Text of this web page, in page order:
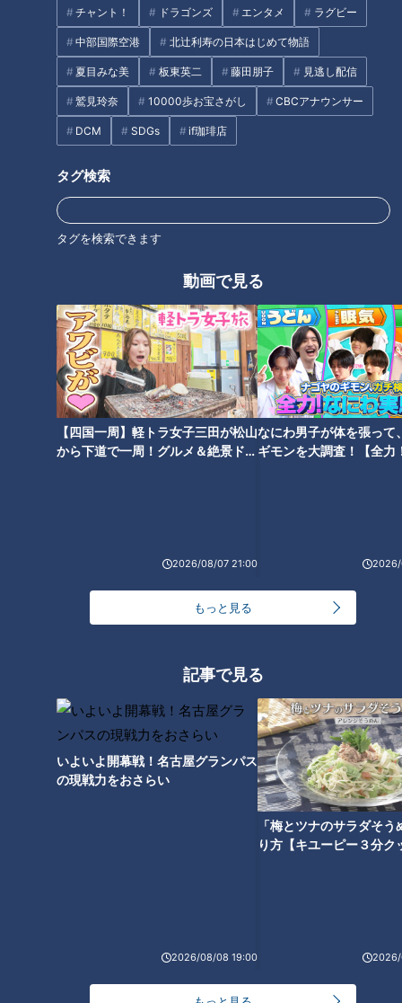
チャント！ ドラゴンズ エンタメ ラグビー
中部国際空港 北辻利寿の日本はじめて物語
夏目みな美 板東英二 藤田朋子 見逃し配信
鷲見玲奈 10000歩お宝さがし CBCアナウンサー
DCM SDGs if珈琲店
タグ検索
タグを検索できます
動画で見る
【四国一周】軽トラ女子三田が松山
から下道で一周！グルメ＆絶景ドラ
2026/08/07 21:00
なにわ男子が体を張って
ギモンを大調査！【全力
2026/
もっと見る
記事で見る
いよいよ開幕戦！名古屋グランパス
の現戦力をおさらい
2026/08/08 19:00
「梅とツナのサラダそう
り方【キユーピー３分ク
2026/
川が増水してあふれそうになった時、畳が堤防となって水害か
ら守ってくれるそう。昭和13年竣工の「岐阜特殊堤」で、約
1.5kmもの区間が畳を挿しこめる“畳堤”の設計になっていま
す。岐阜県をはじめ、兵庫県と宮崎県の3県にしかない特殊な
日本最大級の陸閘＆日本唯一のトンネル水門
（道マニア・鹿取茂雄さん）
「堤防を切って造られた道が点在していて、地面にレールがあ
る。いざという時にゲートが閉まるようになっている」
堤防の役割を果たす水門「陸閘（りっこう）」が長良橋周辺だ
こだけだとか。
数ある陸閘の中でも鹿取さんイチオシなのが、岐阜城の近くに
ある「大宮陸閘」。道路4車線ほどある日本最大級の陸閘で、
両サイドの建物からゲートが出てきて道路を完全に封鎖しま